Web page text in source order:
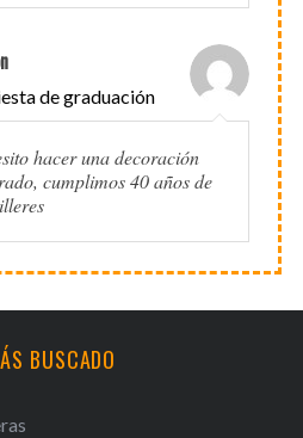
de graduación
hacer una decoración
cumplimos 40 años de
BUSCADO